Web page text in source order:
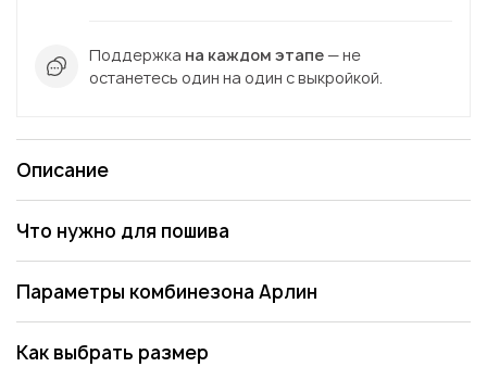
Поддержка на каждом этапе — не
останетесь один на один с выкройкой.
Описание
Что нужно для пошива
Параметры комбинезона Арлин
Как выбрать размер